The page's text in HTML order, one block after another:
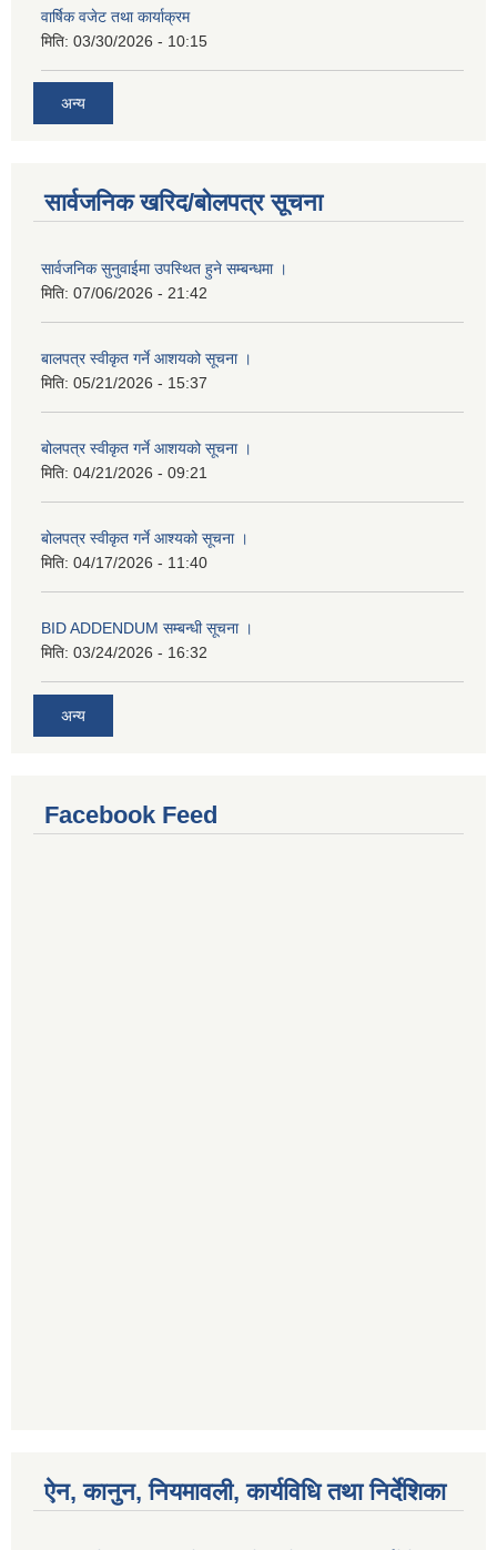
वार्षिक वजेट तथा कार्याक्रम
मिति: 03/30/2026 - 10:15
अन्य
सार्वजनिक खरिद/बोलपत्र सूचना
सार्वजनिक सुनुवाईमा उपस्थित हुने सम्बन्धमा ।
मिति: 07/06/2026 - 21:42
बालपत्र स्वीकृत गर्ने आशयको सूचना ।
मिति: 05/21/2026 - 15:37
बोलपत्र स्वीकृत गर्ने आशयको सूचना ।
मिति: 04/21/2026 - 09:21
बोलपत्र स्वीकृत गर्ने आश्यको सूचना ।
मिति: 04/17/2026 - 11:40
BID ADDENDUM सम्बन्धी सूचना ।
मिति: 03/24/2026 - 16:32
अन्य
Facebook Feed
ऐन, कानुन, नियमावली, कार्यविधि तथा निर्देशिका